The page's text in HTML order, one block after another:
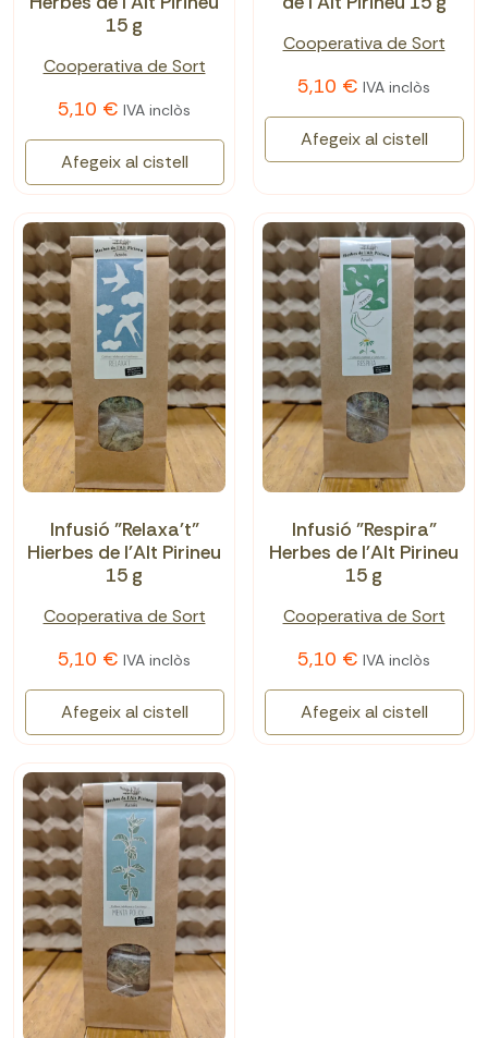
15 g
Cooperativa de Sort
5,10 € IVA inclòs
Afegeix al cistell
Cooperativa de Sort
5,10 € IVA inclòs
Afegeix al cistell
Infusió "Relaxa't"
Hierbes de l'Alt Pirineu
15 g
Cooperativa de Sort
5,10 € IVA inclòs
Afegeix al cistell
Infusió "Respira"
Herbes de l'Alt Pirineu
15 g
Cooperativa de Sort
5,10 € IVA inclòs
Afegeix al cistell